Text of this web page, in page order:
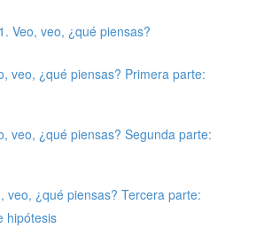
Veo, veo, ¿qué piensas?
veo, ¿qué piensas? Primera parte:
veo, ¿qué piensas? Segunda parte:
veo, ¿qué piensas? Tercera parte:
hipótesis